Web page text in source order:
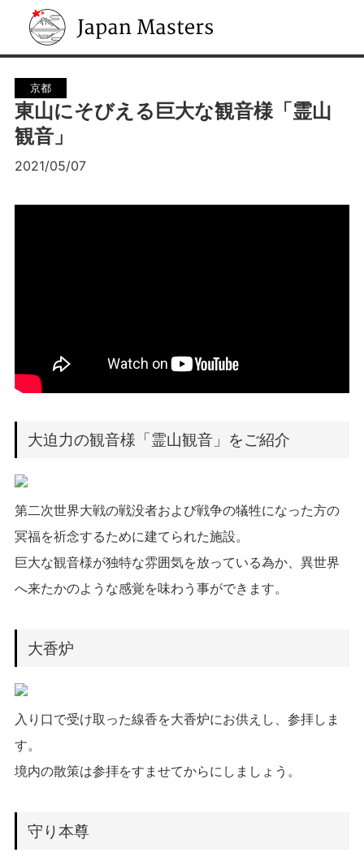
Japan Masters
京都
東山にそびえる巨大な観音様「霊山
観音」
2021/05/07
大迫力の観音様「霊山観音」をご紹介
第二次世界大戦の戦没者および戦争の犠牲になった方の
冥福を祈念するために建てられた施設。
巨大な観音様が独特な雰囲気を放っている為か、異世界
へ来たかのような感覚を味わう事ができます。
大香炉
入り口で受け取った線香を大香炉にお供えし、参拝しま
す。
境内の散策は参拝をすませてからにしましょう。
守り本尊